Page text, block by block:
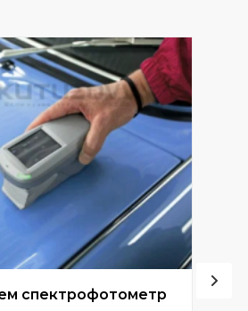
спектрофотометр